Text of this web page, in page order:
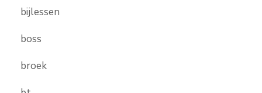
bijlessen
boss
broek